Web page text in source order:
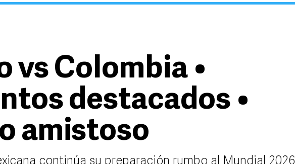
vs Colombia •
destacados •
amistoso
continúa su preparación rumbo al Mundial 2026